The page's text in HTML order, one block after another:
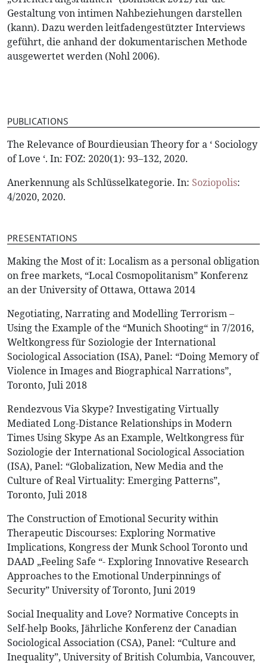
Gestaltung von intimen Nahbeziehungen darstellen
(kann). Dazu werden leitfadengestützter Interviews
geführt, die anhand der dokumentarischen Methode
ausgewertet werden (Nohl 2006).
PUBLICATIONS
The Relevance of Bourdieusian Theory for a ‘ Sociology
of Love ‘. In: FOZ: 2020(1): 93–132, 2020.
Anerkennung als Schlüsselkategorie. In: Soziopolis:
4/2020, 2020.
PRESENTATIONS
Making the Most of it: Localism as a personal obligation
on free markets, “Local Cosmopolitanism” Konferenz
an der University of Ottawa, Ottawa 2014
Negotiating, Narrating and Modelling Terrorism –
Using the Example of the “Munich Shooting“ in 7/2016,
Weltkongress für Soziologie der International
Sociological Association (ISA), Panel: “Doing Memory of
Violence in Images and Biographical Narrations”,
Toronto, Juli 2018
Rendezvous Via Skype? Investigating Virtually
Mediated Long-Distance Relationships in Modern
Times Using Skype As an Example, Weltkongress für
Soziologie der International Sociological Association
(ISA), Panel: “Globalization, New Media and the
Culture of Real Virtuality: Emerging Patterns”,
Toronto, Juli 2018
The Construction of Emotional Security within
Therapeutic Discourses: Exploring Normative
Implications, Kongress der Munk School Toronto und
DAAD „Feeling Safe “- Exploring Innovative Research
Approaches to the Emotional Underpinnings of
Security” University of Toronto, Juni 2019
Social Inequality and Love? Normative Concepts in
Self-help Books, Jährliche Konferenz der Canadian
Sociological Association (CSA), Panel: “Culture and
Inequality”, University of British Columbia, Vancouver,